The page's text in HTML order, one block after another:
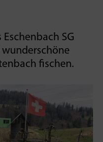
SG
fischen.